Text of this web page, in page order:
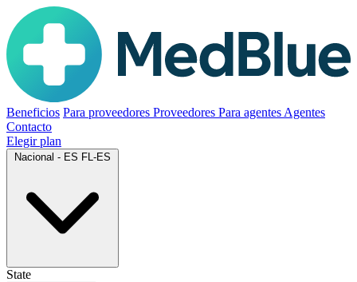
Beneficios Para proveedores Proveedores Para agentes Agentes
Contacto
Elegir plan
Nacional - ES FL-ES
State